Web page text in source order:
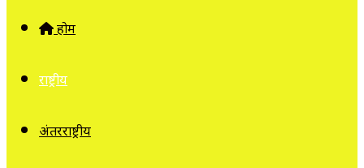
होम
राष्ट्रीय
अंतरराष्ट्रीय